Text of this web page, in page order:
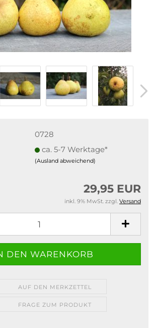
0728
ca. 5-7 Werktage*
(Ausland abweichend)
29,95 EUR
inkl. 9% MwSt. zzgl. Versand
AUF DEN MERKZETTEL
FRAGE ZUM PRODUKT